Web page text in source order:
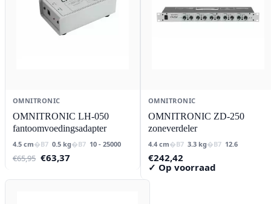
OMNITRONIC
OMNITRONIC LH-050
fantoomvoedingsadapter
4.5 cm 0.5 kg 10 - 25000
€65,95 Oorspronkelijke
prijs
€63,37
OMNITRONIC
OMNITRONIC ZD-250
zoneverdeler
4.4 cm 3.3 kg 12.6
€242,42
✓ Op voorraad